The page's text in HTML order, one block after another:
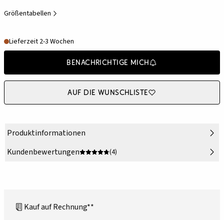
Größentabellen
Lieferzeit 2-3 Wochen
Benachrichtige mich
Auf die Wunschliste
Produktinformationen
Kundenbewertungen
(4)
Kauf auf Rechnung**